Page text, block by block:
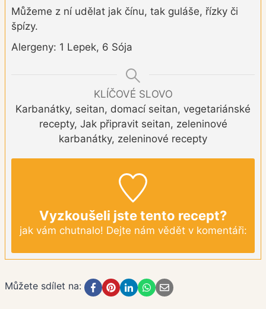
Můžeme z ní udělat jak čínu, tak guláše, řízky či
špízy.
Alergeny: 1 Lepek, 6 Sója
KLÍČOVÉ SLOVO
Karbanátky, seitan, domací seitan, vegetariánské
recepty, Jak připravit seitan, zeleninové
karbanátky, zeleninové recepty
Vyzkoušeli jste tento recept?
jak vám chutnalo! Dejte nám vědět v komentáři:
Můžete sdílet na: